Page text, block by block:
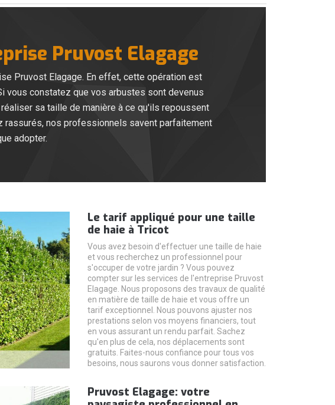
Pruvost Elagage
Pruvost Elagage. En effet, cette opération est
vous constatez que vos arbustes sont devenus
sa taille de manière à ce qu'ils repoussent
nos professionnels savent parfaitement
adopter.
Le tarif appliqué pour une taille
de haie à Tricot
Vous avez besoin d'effectuer une taille de haie
et vous recherchez un professionnel pour
s'occuper de votre jardin ? Vous pouvez
compter sur les services de l'entreprise Pruvost
Elagage. Nous proposons des travaux de qualité
en matière de taille de haie et vous offre un
tarif exceptionnel. Nous pouvons ajuster nos
prestations selon vos moyens financiers, tout
en vous assurant un rendu parfait. Sachez
qu'en plus de cela, nos déplacements sont
gratuits. Faites-nous confiance pour tous vos
besoins, nous saurons vous donner satisfaction.
Pruvost Elagage: votre